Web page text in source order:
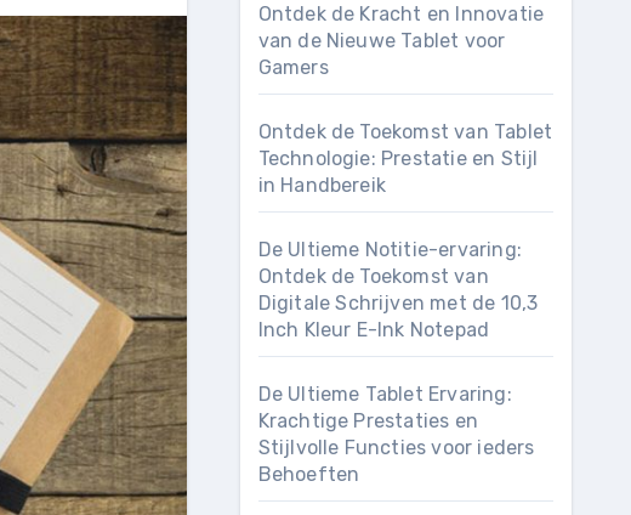
Ontdek de Kracht en Innovatie
van de Nieuwe Tablet voor
Gamers
Ontdek de Toekomst van Tablet
Technologie: Prestatie en Stijl
in Handbereik
De Ultieme Notitie-ervaring:
Ontdek de Toekomst van
Digitale Schrijven met de 10,3
Inch Kleur E-Ink Notepad
De Ultieme Tablet Ervaring:
Krachtige Prestaties en
Stijlvolle Functies voor ieders
Behoeften